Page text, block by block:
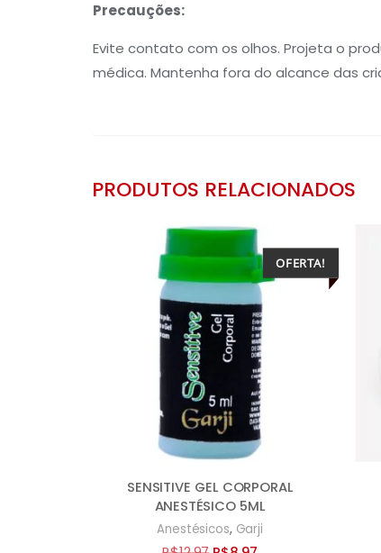
Precauções:
Evite contato com os olhos. Projeta o
médica. Mantenha fora do alcance das
PRODUTOS RELACIONADOS
OFERTA!
SENSITIVE GEL CORPORAL
ANESTÉSICO 5ML
Anestésicos, Garji